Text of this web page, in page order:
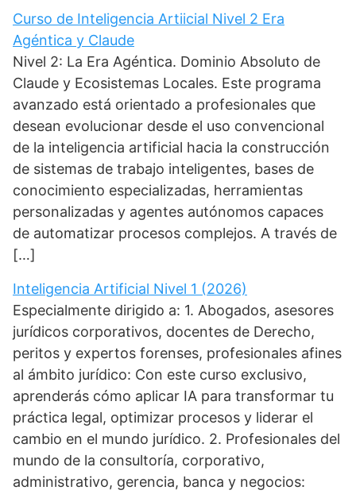
Curso de Inteligencia Artiicial Nivel 2 Era
Agéntica y Claude
Nivel 2: La Era Agéntica. Dominio Absoluto de
Claude y Ecosistemas Locales. Este programa
avanzado está orientado a profesionales que
desean evolucionar desde el uso convencional
de la inteligencia artificial hacia la construcción
de sistemas de trabajo inteligentes, bases de
conocimiento especializadas, herramientas
personalizadas y agentes autónomos capaces
de automatizar procesos complejos. A través de
[…]
Inteligencia Artificial Nivel 1 (2026)
Especialmente dirigido a: 1. Abogados, asesores
jurídicos corporativos, docentes de Derecho,
peritos y expertos forenses, profesionales afines
al ámbito jurídico: Con este curso exclusivo,
aprenderás cómo aplicar IA para transformar tu
práctica legal, optimizar procesos y liderar el
cambio en el mundo jurídico. 2. Profesionales del
mundo de la consultoría, corporativo,
administrativo, gerencia, banca y negocios: